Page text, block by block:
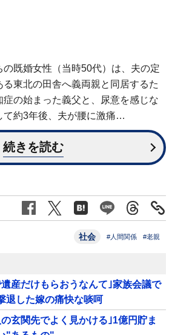
の既婚女性（当時50代）は、夫の定
東北の田舎へ義両親と同居するた
の始まった義父と、尿意を感じな
て約3年後、夫が腰に激痛…
続きを読む
社会 #人間関係 #老親
産だけもらおうなんて｣家族会議で
退した嫁の痛快な啖呵
玄関先でよく見かける｣1億円貯ま